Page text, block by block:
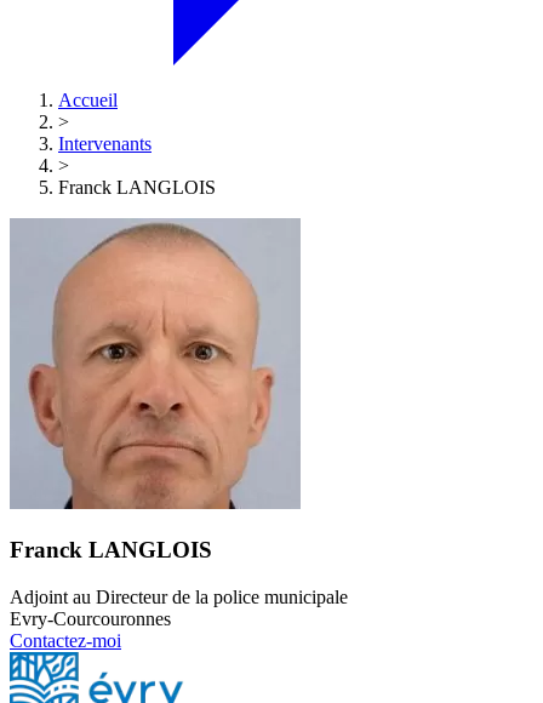
Accueil
>
Intervenants
>
Franck LANGLOIS
Franck LANGLOIS
Adjoint au Directeur de la police municipale
Evry-Courcouronnes
Contactez-moi